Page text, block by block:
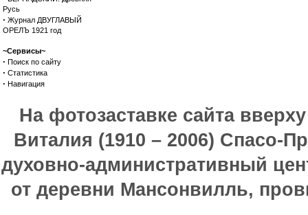
Русь
· Журнал ДВУГЛАВЫЙ
ОРЕЛЪ 1921 год
~Сервисы~
· Поиск по сайту
· Статистика
· Навигация
На фотозаставке сайта
Виталия (1910 – 2006) Спасо-
духовно-административный
от деревни Мансонвилль,